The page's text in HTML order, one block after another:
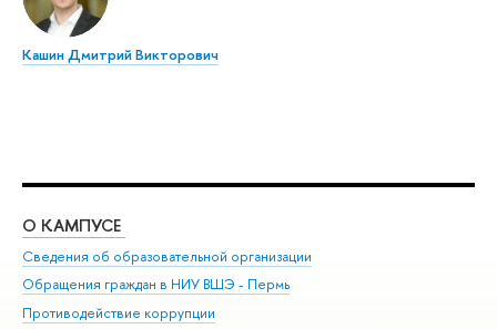
Кашин Дмитрий Викторович
О КАМПУСЕ
Сведения об образовательной организации
Обращения граждан в НИУ ВШЭ - Пермь
Противодействие коррупции